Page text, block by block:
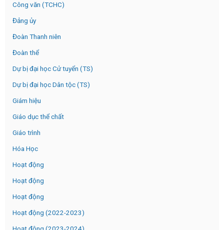
Công văn (TCHC)
Đảng ủy
Đoàn Thanh niên
Đoàn thể
Dự bị đại học Cử tuyển (TS)
Dự bị đại học Dân tộc (TS)
Giám hiệu
Giáo dục thể chất
Giáo trình
Hóa Học
Hoạt động
Hoạt động
Hoạt động
Hoạt động (2022-2023)